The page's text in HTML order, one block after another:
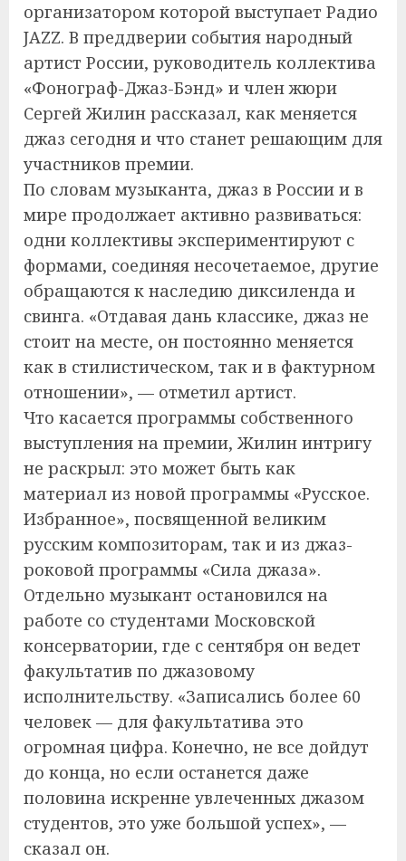
организатором которой выступает Радио
JAZZ. В преддверии события народный
артист России, руководитель коллектива
«Фонограф-Джаз-Бэнд» и член жюри
Сергей Жилин рассказал, как меняется
джаз сегодня и что станет решающим для
участников премии.
По словам музыканта, джаз в России и в
мире продолжает активно развиваться:
одни коллективы экспериментируют с
формами, соединяя несочетаемое, другие
обращаются к наследию диксиленда и
свинга. «Отдавая дань классике, джаз не
стоит на месте, он постоянно меняется
как в стилистическом, так и в фактурном
отношении», — отметил артист.
Что касается программы собственного
выступления на премии, Жилин интригу
не раскрыл: это может быть как
материал из новой программы «Русское.
Избранное», посвященной великим
русским композиторам, так и из джаз-
роковой программы «Сила джаза».
Отдельно музыкант остановился на
работе со студентами Московской
консерватории, где с сентября он ведет
факультатив по джазовому
исполнительству. «Записались более 60
человек — для факультатива это
огромная цифра. Конечно, не все дойдут
до конца, но если останется даже
половина искренне увлеченных джазом
студентов, это уже большой успех», —
сказал он.